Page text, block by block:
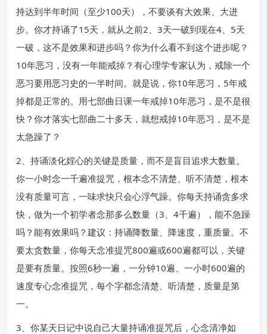
持达到半年时间（至少100天），不要谈有大效果、大进
步。你才持诵了15天，就从之前2、3天一破到现在4、5天
一破，这不是效果和进步吗？你为什么看不到这个进步呢？
10年恶习，没有一年能戒掉？有心理学专家认为，戒除一个
恶习要用恶习史的一半时间。就是说，你10年恶习，5年戒
掉都是正常的。用七部曲日课一年戒掉10年恶习，是不是很
快？你才落实七部曲二十多天，就想戒掉10年恶习，是不是
太急躁了？
2、持诵淡化婬心的关键是质量，而不是盲目追求大数量。
你一小时念一千遍准提咒，根本念不清楚、听不清楚，根本
没有质量可言，一味求快只会心浮气躁。你每天持诵贪多求
快，做为一个初学者念那多么数量（3、4千遍），能不急躁
吗？能有效果吗？建议：持诵降数量、降速度，重质量。不
要太贪数量，你每天念准提咒800遍或600遍都可以，关键
是要有质量。按照6秒一遍，一分钟10遍、一小时600遍的
速度专心念准提咒，每个字都念清楚、听清楚，质量是第
一。
3、你某天日记中说自己大量持诵准提咒后，心念清净如